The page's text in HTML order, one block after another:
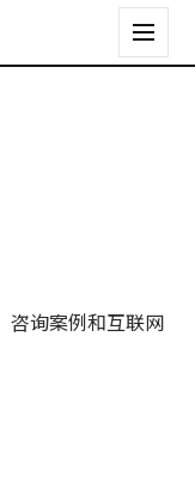
咨询案例和互联网